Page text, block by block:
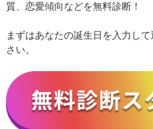
質、恋愛傾向などを無料診断！
まずはあなたの誕生日を入力し
さい。